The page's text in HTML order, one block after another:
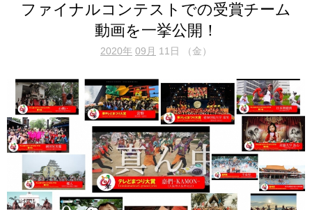
ファイナルコンテストでの受賞チーム
動画を一挙公開！
2020年 09月 11日 （金）